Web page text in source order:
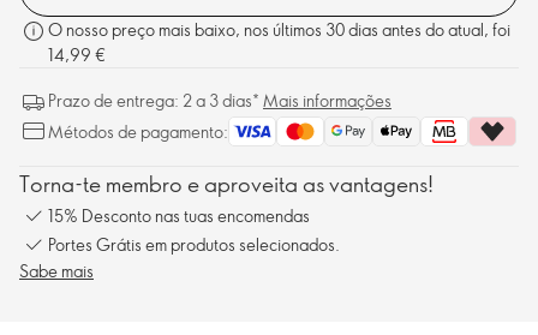
O nosso preço mais baixo, nos últimos 30 dias antes do atual, foi
14,99 €
Prazo de entrega: 2 a 3 dias* Mais informações
Métodos de pagamento:
Torna-te membro e aproveita as vantagens!
15% Desconto nas tuas encomendas
Portes Grátis em produtos selecionados.
Sabe mais